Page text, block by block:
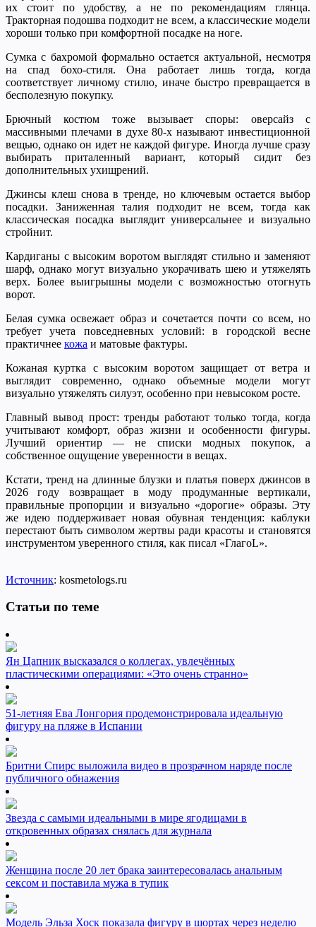
их стоит по удобству, а не по рекомендациям глянца.
Тракторная подошва подходит не всем, а классические модели
хороши только при комфортной посадке на ноге.
Сумка с бахромой формально остается актуальной, несмотря
на спад бохо-стиля. Она работает лишь тогда, когда
соответствует личному стилю, иначе быстро превращается в
бесполезную покупку.
Брючный костюм тоже вызывает споры: оверсайз с
массивными плечами в духе 80-х называют инвестиционной
вещью, однако он идет не каждой фигуре. Иногда лучше сразу
выбирать приталенный вариант, который сидит без
дополнительных ухищрений.
Джинсы клеш снова в тренде, но ключевым остается выбор
посадки. Заниженная талия подходит не всем, тогда как
классическая посадка выглядит универсальнее и визуально
стройнит.
Кардиганы с высоким воротом выглядят стильно и заменяют
шарф, однако могут визуально укорачивать шею и утяжелять
верх. Более выигрышны модели с возможностью отогнуть
ворот.
Белая сумка освежает образ и сочетается почти со всем, но
требует учета повседневных условий: в городской весне
практичнее кожа и матовые фактуры.
Кожаная куртка с высоким воротом защищает от ветра и
выглядит современно, однако объемные модели могут
визуально утяжелять силуэт, особенно при невысоком росте.
Главный вывод прост: тренды работают только тогда, когда
учитывают комфорт, образ жизни и особенности фигуры.
Лучший ориентир — не списки модных покупок, а
собственное ощущение уверенности в вещах.
Кстати, тренд на длинные блузки и платья поверх джинсов в
2026 году возвращает в моду продуманные вертикали,
правильные пропорции и визуально «дорогие» образы. Эту
же идею поддерживает новая обувная тенденция: каблуки
перестают быть символом жертвы ради красоты и становятся
инструментом уверенного стиля, как писал «ГлагоL».
Источник: kosmetologs.ru
Статьи по теме
Ян Цапник высказался о коллегах, увлечённых
пластическими операциями: «Это очень странно»
51-летняя Ева Лонгория продемонстрировала идеальную
фигуру на пляже в Испании
Бритни Спирс выложила видео в прозрачном наряде после
публичного обнажения
Звезда с самыми идеальными в мире ягодицами в
откровенных образах снялась для журнала
Женщина после 20 лет брака заинтересовалась анальным
сексом и поставила мужа в тупик
Модель Эльза Хоск показала фигуру в шортах через неделю